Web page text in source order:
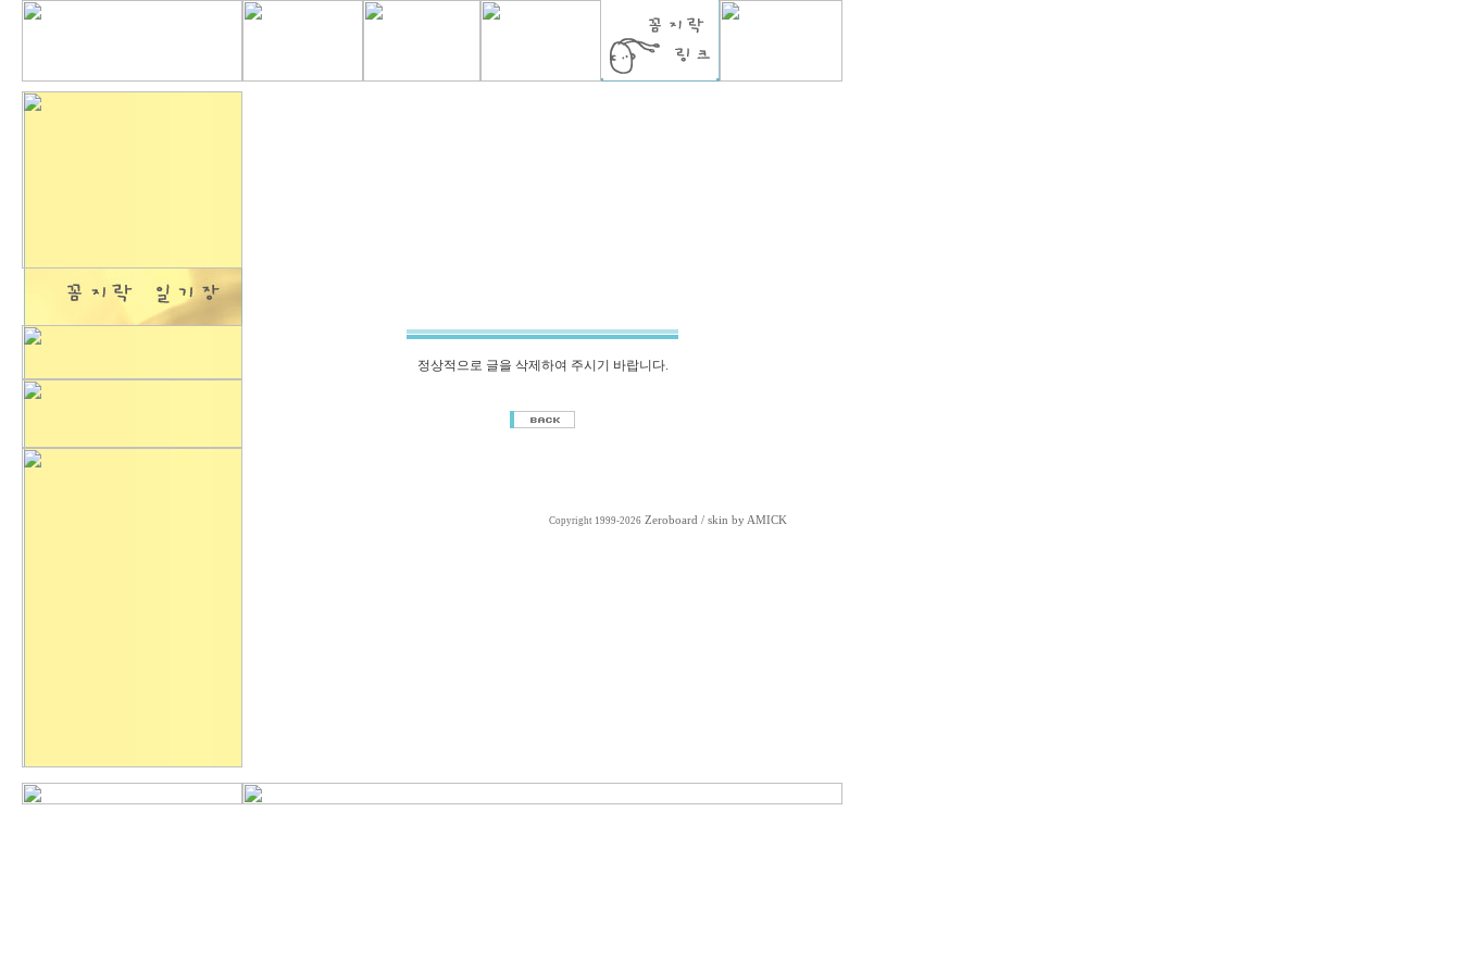
정상적으로 글을 삭제하여 주시기 바랍니다.
Copyright 1999-2026 Zeroboard / skin by AMICK